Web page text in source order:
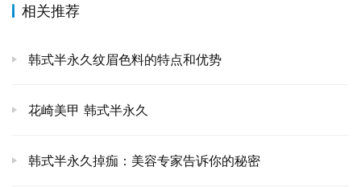
相关推荐
韩式半永久纹眉色料的特点和优势
花崎美甲 韩式半永久
韩式半永久掉痂：美容专家告诉你的秘密